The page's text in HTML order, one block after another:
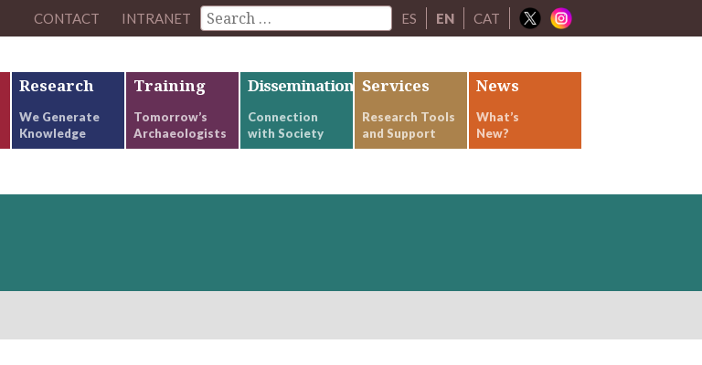
CONTACT INTRANET ES EN CAT
Research
We Generate
Knowledge
Training
Tomorrow’s
Archaeologists
Dissemination
Connection
with Society
Services
Research Tools
and Support
News
What’s
New?